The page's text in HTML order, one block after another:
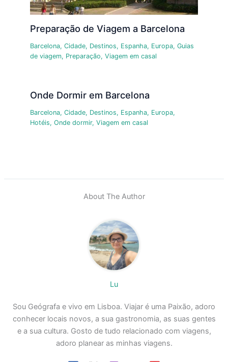
Preparação de Viagem a Barcelona
Barcelona, Cidade, Destinos, Espanha, Europa, Guias
de viagem, Preparação, Viagem em casal
Onde Dormir em Barcelona
Barcelona, Cidade, Destinos, Espanha, Europa,
Hotéis, Onde dormir, Viagem em casal
About The Author
Lu
Sou Geógrafa e vivo em Lisboa. Viajar é uma Paixão, adoro
conhecer locais novos, a sua gastronomia, as suas gentes
e a sua cultura. Gosto de tudo relacionado com viagens,
adoro planear as minhas viagens.